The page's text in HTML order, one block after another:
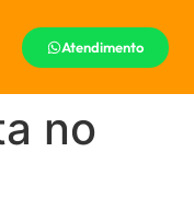
Atendimento
no